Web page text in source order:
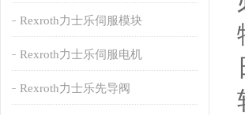
Rexroth力士乐伺服模块
Rexroth力士乐伺服电机
Rexroth力士乐先导阀